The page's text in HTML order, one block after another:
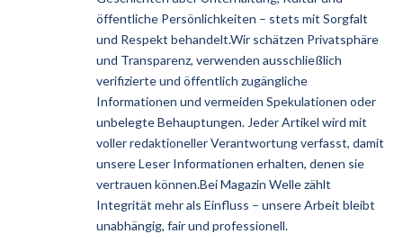
öffentliche Persönlichkeiten – stets mit Sorgfalt
und Respekt behandelt.Wir schätzen Privatsphäre
und Transparenz, verwenden ausschließlich
verifizierte und öffentlich zugängliche
Informationen und vermeiden Spekulationen oder
unbelegte Behauptungen. Jeder Artikel wird mit
voller redaktioneller Verantwortung verfasst, damit
unsere Leser Informationen erhalten, denen sie
vertrauen können.Bei Magazin Welle zählt
Integrität mehr als Einfluss – unsere Arbeit bleibt
unabhängig, fair und professionell.